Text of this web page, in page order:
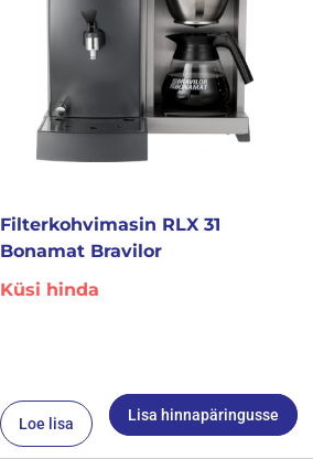
Filterkohvimasin RLX 31
Bonamat Bravilor
Küsi hinda
Loe lisa Lisa hinnapäringusse